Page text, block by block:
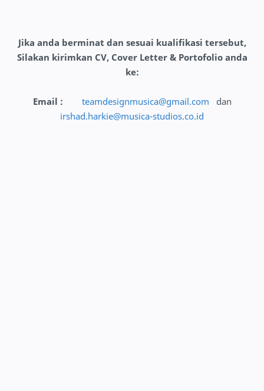
Jika anda berminat dan sesuai kualifikasi tersebut,
Silakan kirimkan CV, Cover Letter & Portofolio anda
ke:
Email : teamdesignmusica@gmail.com dan
irshad.harkie@musica-studios.co.id